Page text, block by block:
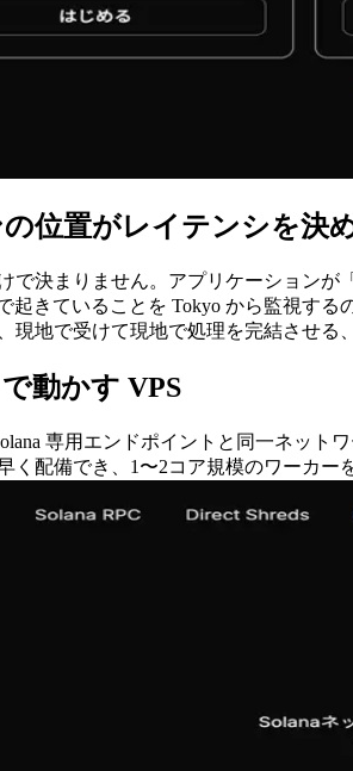
位置がレイテンシを決
で決まりません。アプリケーションが
起きていることを Tokyo から監視す
現地で受けて現地で処理を完結させる
動かす VPS
専用エンドポイントと同一ネット
く配備でき、1〜2コア規模のワーカ